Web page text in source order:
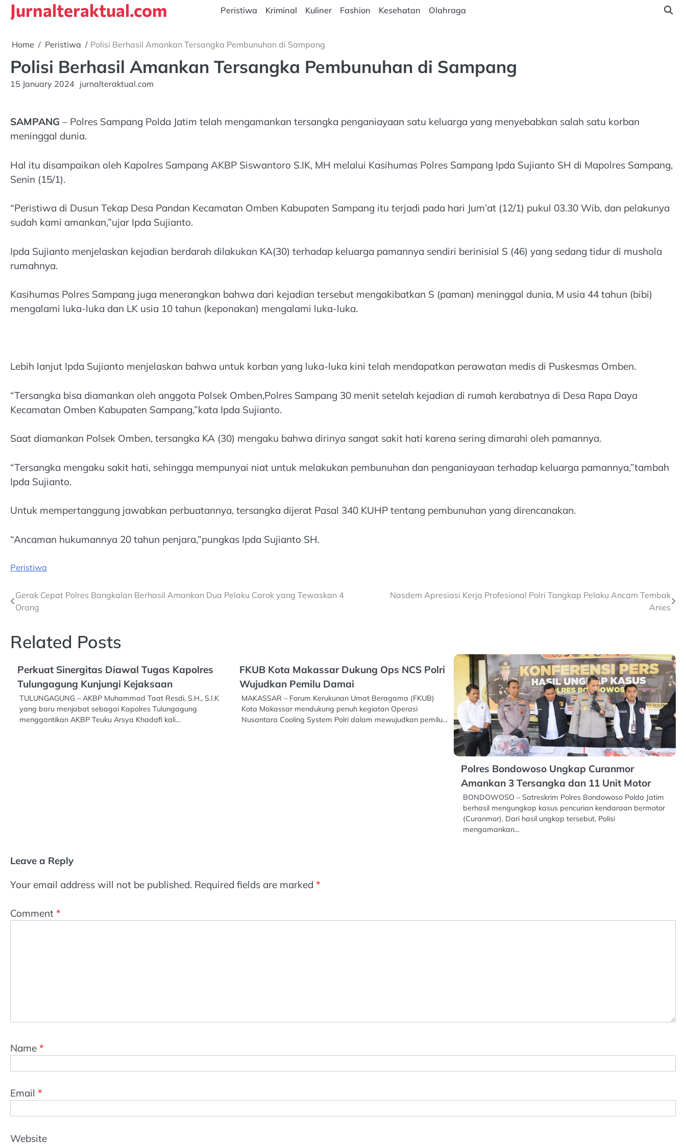
SkipJurnalteraktual.com Peristiwa Kriminal Kuliner Fashion Kesehatan Olahraga
Home Peristiwa Polisi Berhasil Amankan Tersangka Pembunuhan di Sampang
Polisi Berhasil Amankan Tersangka Pembunuhan di Sampang
15 January 2024 jurnalteraktual.com
SAMPANG – Polres Sampang Polda Jatim telah mengamankan tersangka penganiayaan satu keluarga yang menyebabkan salah satu korban
meninggal dunia.
Hal itu disampaikan oleh Kapolres Sampang AKBP Siswantoro S.IK, MH melalui Kasihumas Polres Sampang Ipda Sujianto SH di Mapolres Sampang,
Senin (15/1).
“Peristiwa di Dusun Tekap Desa Pandan Kecamatan Omben Kabupaten Sampang itu terjadi pada hari Jum’at (12/1) pukul 03.30 Wib, dan pelakunya
sudah kami amankan,”ujar Ipda Sujianto.
Ipda Sujianto menjelaskan kejadian berdarah dilakukan KA(30) terhadap keluarga pamannya sendiri berinisial S (46) yang sedang tidur di mushola
rumahnya.
Kasihumas Polres Sampang juga menerangkan bahwa dari kejadian tersebut mengakibatkan S (paman) meninggal dunia, M usia 44 tahun (bibi)
mengalami luka-luka dan LK usia 10 tahun (keponakan) mengalami luka-luka.
Lebih lanjut Ipda Sujianto menjelaskan bahwa untuk korban yang luka-luka kini telah mendapatkan perawatan medis di Puskesmas Omben.
“Tersangka bisa diamankan oleh anggota Polsek Omben,Polres Sampang 30 menit setelah kejadian di rumah kerabatnya di Desa Rapa Daya
Kecamatan Omben Kabupaten Sampang,”kata Ipda Sujianto.
Saat diamankan Polsek Omben, tersangka KA (30) mengaku bahwa dirinya sangat sakit hati karena sering dimarahi oleh pamannya.
“Tersangka mengaku sakit hati, sehingga mempunyai niat untuk melakukan pembunuhan dan penganiayaan terhadap keluarga pamannya,”tambah
Ipda Sujianto.
Untuk mempertanggung jawabkan perbuatannya, tersangka dijerat Pasal 340 KUHP tentang pembunuhan yang direncanakan.
“Ancaman hukumannya 20 tahun penjara,”pungkas Ipda Sujianto SH.
Peristiwa
Post
navigation
Gerak Cepat Polres Bangkalan Berhasil Amankan Dua Pelaku Carok yang Tewaskan 4
Orang
Nasdem Apresiasi Kerja Profesional Polri Tangkap Pelaku Ancam Tembak
Anies
Related Posts
Perkuat Sinergitas Diawal Tugas Kapolres
Tulungagung Kunjungi Kejaksaan
TULUNGAGUNG – AKBP Muhammad Taat Resdi, S.H., S.I.K
yang baru menjabat sebagai Kapolres Tulungagung
menggantikan AKBP Teuku Arsya Khadafi kali…
FKUB Kota Makassar Dukung Ops NCS Polri
Wujudkan Pemilu Damai
MAKASSAR – Forum Kerukunan Umat Beragama (FKUB)
Kota Makassar mendukung penuh kegiatan Operasi
Nusantara Cooling System Polri dalam mewujudkan pemilu…
Polres Bondowoso Ungkap Curanmor
Amankan 3 Tersangka dan 11 Unit Motor
BONDOWOSO – Satreskrim Polres Bondowoso Polda Jatim
berhasil mengungkap kasus pencurian kendaraan bermotor
(Curanmor). Dari hasil ungkap tersebut, Polisi
mengamankan…
Leave a Reply
Your email address will not be published. Required fields are marked *
Comment *
Name *
Email *
Website